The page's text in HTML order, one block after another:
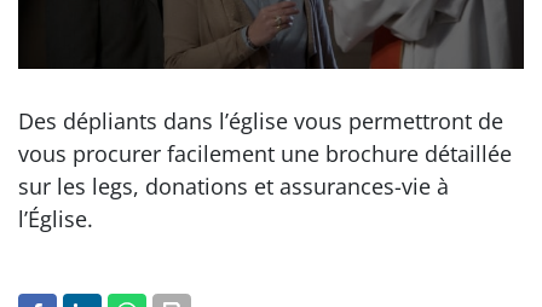
Des dépliants dans l’église vous permettront de
vous procurer facilement une brochure détaillée
sur les legs, donations et assurances-vie à
l’Église.